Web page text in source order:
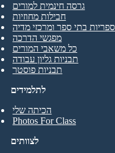
לתלמידים
הכיתה שלי
Photos For Class
גרסה חינמית למורים
חבילות מחוזיות
ספריות בתי ספר ומרכזי מדיה
מפגשי הדרכה
כל משאבי המורים
תבניות גליון עבודה
תבניות פוסטר
לצוותים